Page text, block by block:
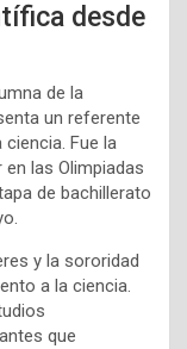
desde
de la
un referente
Fue la
las Olimpiadas
de bachillerato
y la sororidad
a la ciencia.
que